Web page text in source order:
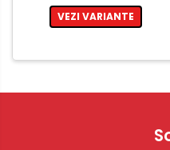
VEZI VARIANTE